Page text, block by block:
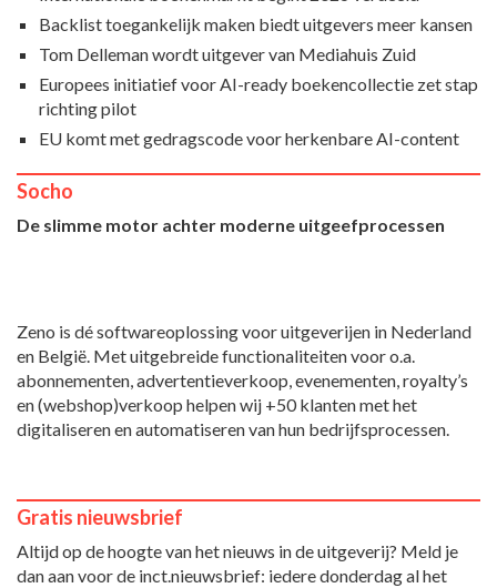
Backlist toegankelijk maken biedt uitgevers meer kansen
Tom Delleman wordt uitgever van Mediahuis Zuid
Europees initiatief voor AI-ready boekencollectie zet stap
richting pilot
EU komt met gedragscode voor herkenbare AI-content
Socho
De slimme motor achter moderne uitgeefprocessen
Zeno is dé softwareoplossing voor uitgeverijen in Nederland
en België. Met uitgebreide functionaliteiten voor o.a.
abonnementen, advertentieverkoop, evenementen, royalty’s
en (webshop)verkoop helpen wij +50 klanten met het
digitaliseren en automatiseren van hun bedrijfsprocessen.
Gratis nieuwsbrief
Altijd op de hoogte van het nieuws in de uitgeverij? Meld je
dan aan voor de inct.nieuwsbrief: iedere donderdag al het